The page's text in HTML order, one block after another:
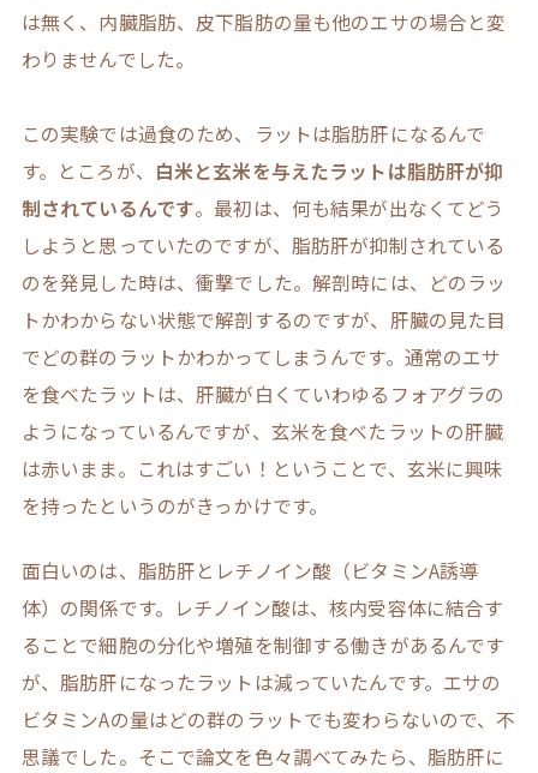
は無く、内臓脂肪、皮下脂肪の量も他のエサの場合と変
わりませんでした。
この実験では過食のため、ラットは脂肪肝になるんで
す。ところが、 白米と玄米を与えたラットは脂肪肝が抑
制されているんです。最初は、何も結果が出なくてどう
しようと思っていたのですが、脂肪肝が抑制されている
のを発見した時は、衝撃でした。解剖時には、どのラッ
トかわからない状態で解剖するのですが、肝臓の見た目
でどの群のラットかわかってしまうんです。通常のエサ
を食べたラットは、肝臓が白くていわゆるフォアグラの
ようになっているんですが、玄米を食べたラットの肝臓
は赤いまま。これはすごい！ということで、玄米に興味
を持ったというのがきっかけです。
面白いのは、脂肪肝とレチノイン酸（ビタミンA誘導
体）の関係です。レチノイン酸は、核内受容体に結合す
ることで細胞の分化や増殖を制御する働きがあるんです
が、脂肪肝になったラットは減っていたんです。エサの
ビタミンAの量はどの群のラットでも変わらないので、不
思議でした。そこで論文を色々調べてみたら、脂肪肝に